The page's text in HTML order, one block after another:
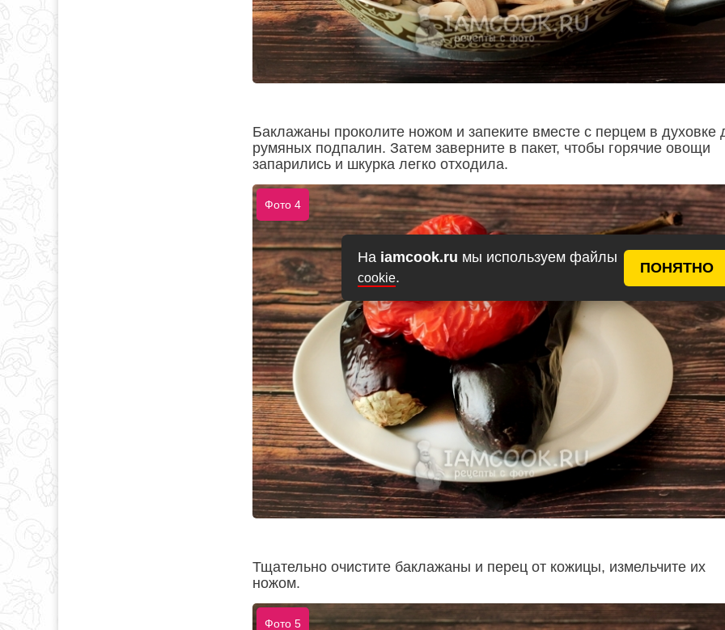
На iamcook.ru мы используем файлы
cookie.
ПОНЯТНО
Баклажаны проколите ножом и запеките вместе с перцем в духовке
румяных подпалин. Затем заверните в пакет, чтобы горячие овощи
запарились и шкурка легко отходила.
Фото 4
Тщательно очистите баклажаны и перец от кожицы, измельчите их
ножом.
Фото 5